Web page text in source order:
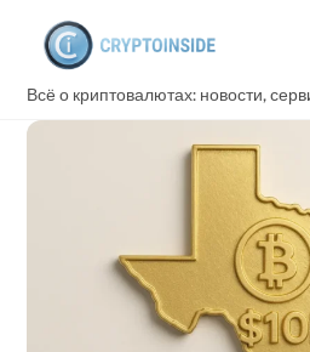
content
Всё о криптовалютах: новости,